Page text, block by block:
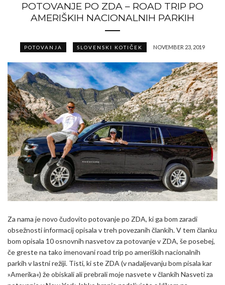
POTOVANJE PO ZDA – ROAD TRIP PO
AMERIŠKIH NACIONALNIH PARKIH
POTOVANJA SLOVENSKI KOTIČEK NOVEMBER 23, 2019
Za nama je novo čudovito potovanje po ZDA, ki ga bom zaradi
obsežnosti informacij opisala v treh povezanih člankih. V tem članku
bom opisala 10 osnovnih nasvetov za potovanje v ZDA, še posebej,
če greste na tako imenovani road trip po ameriških nacionalnih
parkih v lastni režiji. Tisti, ki ste ZDA (v nadaljevanju bom pisala kar
»Amerika«) že obiskali ali prebrali moje nasvete v člankih Nasveti za